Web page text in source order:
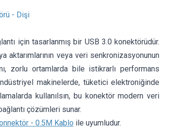
- Dişi
için tasarlanmış bir USB 3.0 konektörüdür.
aktarımlarının veya veri senkronizasyonunun
zorlu ortamlarda bile istikrarlı performans
makinelerde, tüketici elektroniğinde
kullanılsın, bu konektör modern veri
çözümleri sunar.
- 0.5M Kablo ile uyumludur.